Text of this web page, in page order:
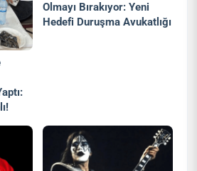
Olmayı Bırakıyor: Yeni
Hedefi Duruşma Avukatlığı